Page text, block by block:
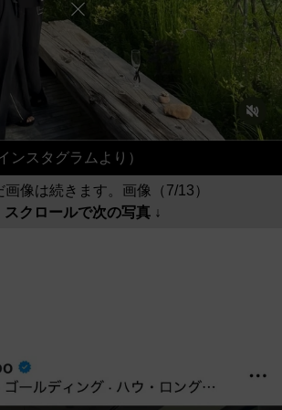
ンスタグラムより）
画像は続きます。画像（7/13）
スクロールで次の写真 ↓